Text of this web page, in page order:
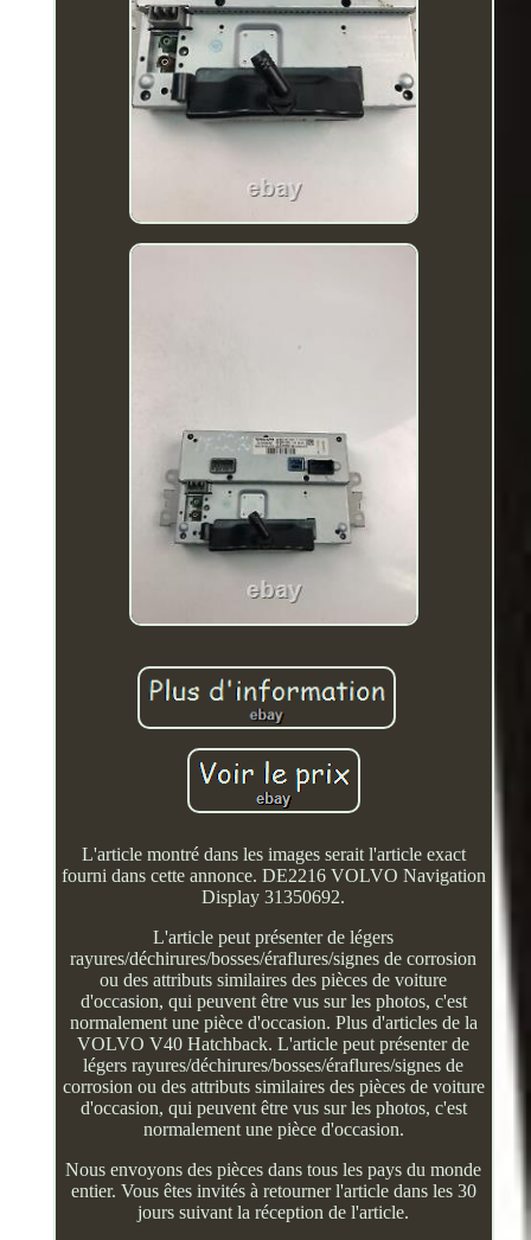
L'article montré dans les images serait l'article exact
fourni dans cette annonce. DE2216 VOLVO Navigation
Display 31350692.
L'article peut présenter de légers
rayures/déchirures/bosses/éraflures/signes de corrosion
ou des attributs similaires des pièces de voiture
d'occasion, qui peuvent être vus sur les photos, c'est
normalement une pièce d'occasion. Plus d'articles de la
VOLVO V40 Hatchback. L'article peut présenter de
légers rayures/déchirures/bosses/éraflures/signes de
corrosion ou des attributs similaires des pièces de voiture
d'occasion, qui peuvent être vus sur les photos, c'est
normalement une pièce d'occasion.
Nous envoyons des pièces dans tous les pays du monde
entier. Vous êtes invités à retourner l'article dans les 30
jours suivant la réception de l'article.